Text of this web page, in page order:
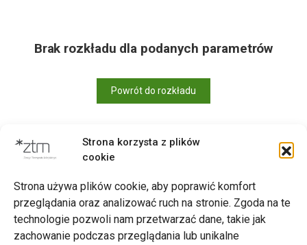
Strona korzysta z plików
cookie
Strona używa plików cookie, aby poprawić komfort
przeglądania oraz analizować ruch na stronie. Zgoda na te
technologie pozwoli nam przetwarzać dane, takie jak
zachowanie podczas przeglądania lub unikalne
Brak rozkładu dla podanych parametrów
Powrót do rozkładu
Zarząd Transportu Miejskiego w Poznaniu